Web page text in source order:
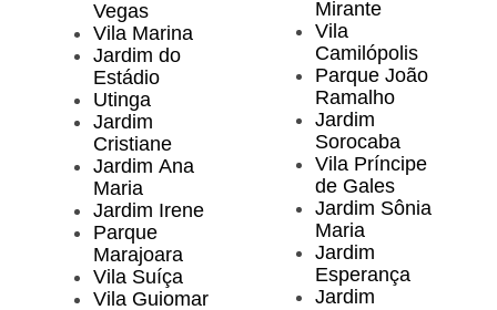
Vegas
Vila Marina
Jardim do
Estádio
Utinga
Jardim
Cristiane
Jardim Ana
Maria
Jardim Irene
Parque
Marajoara
Vila Suíça
Vila Guiomar
Mirante
Vila
Camilópolis
Parque João
Ramalho
Jardim
Sorocaba
Vila Príncipe
de Gales
Jardim Sônia
Maria
Jardim
Esperança
Jardim